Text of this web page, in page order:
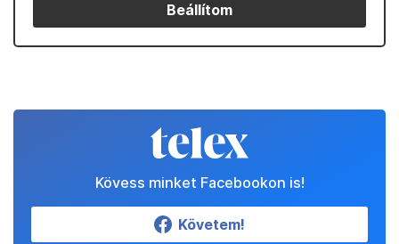
Beállítom
Kövess minket Facebookon is!
Követem!